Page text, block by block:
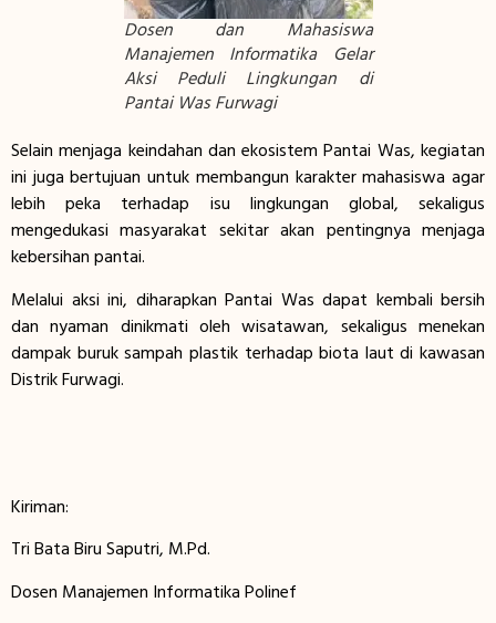
Dosen dan Mahasiswa
Manajemen Informatika Gelar
Aksi Peduli Lingkungan di
Pantai Was Furwagi
Selain menjaga keindahan dan ekosistem Pantai Was, kegiatan
ini juga bertujuan untuk membangun karakter mahasiswa agar
lebih peka terhadap isu lingkungan global, sekaligus
mengedukasi masyarakat sekitar akan pentingnya menjaga
kebersihan pantai.
Melalui aksi ini, diharapkan Pantai Was dapat kembali bersih
dan nyaman dinikmati oleh wisatawan, sekaligus menekan
dampak buruk sampah plastik terhadap biota laut di kawasan
Distrik Furwagi.
Kiriman:
Tri Bata Biru Saputri, M.Pd.
Dosen Manajemen Informatika Polinef